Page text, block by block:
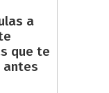
a
que te
antes